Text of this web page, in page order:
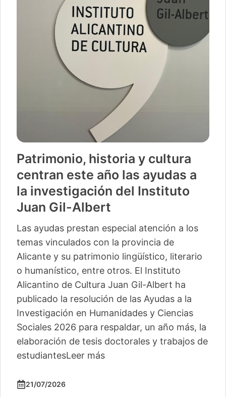
Patrimonio, historia y cultura
centran este año las ayudas a
la investigación del Instituto
Juan Gil-Albert
Las ayudas prestan especial atención a los
temas vinculados con la provincia de
Alicante y su patrimonio lingüístico, literario
o humanístico, entre otros. El Instituto
Alicantino de Cultura Juan Gil-Albert ha
publicado la resolución de las Ayudas a la
Investigación en Humanidades y Ciencias
Sociales 2026 para respaldar, un año más, la
elaboración de tesis doctorales y trabajos de
estudiantesLeer más
21/07/2026